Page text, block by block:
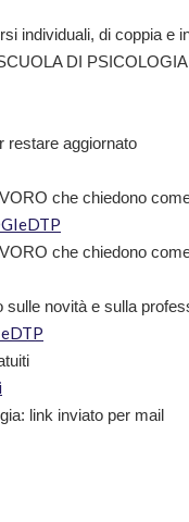
individuali, di coppia e
DI
restare aggiornato
che chiedono
che chiedono
novità e sulla
link inviato per mail